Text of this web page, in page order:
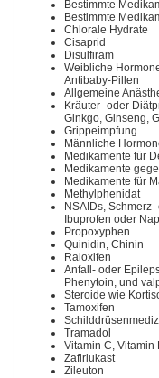
Bestimmte
Bestimmte
Chlorale Hydrate
Cisaprid
Disulfiram
Weibliche
Antibaby-Pillen
Allgemeine
Kräuter- oder
Ginkgo, Ginseng,
Grippeimpfung
Männliche
Medikamente für
Medikamente
Medikamente für
Methylphenidat
NSAIDs,
Ibuprofen oder
Propoxyphen
Quinidin, Chinin
Raloxifen
Anfall- oder
Phenytoin, und
Steroide wie
Tamoxifen
Tramadol
Vitamin C, Vitamin
Zafirlukast
Zileuton